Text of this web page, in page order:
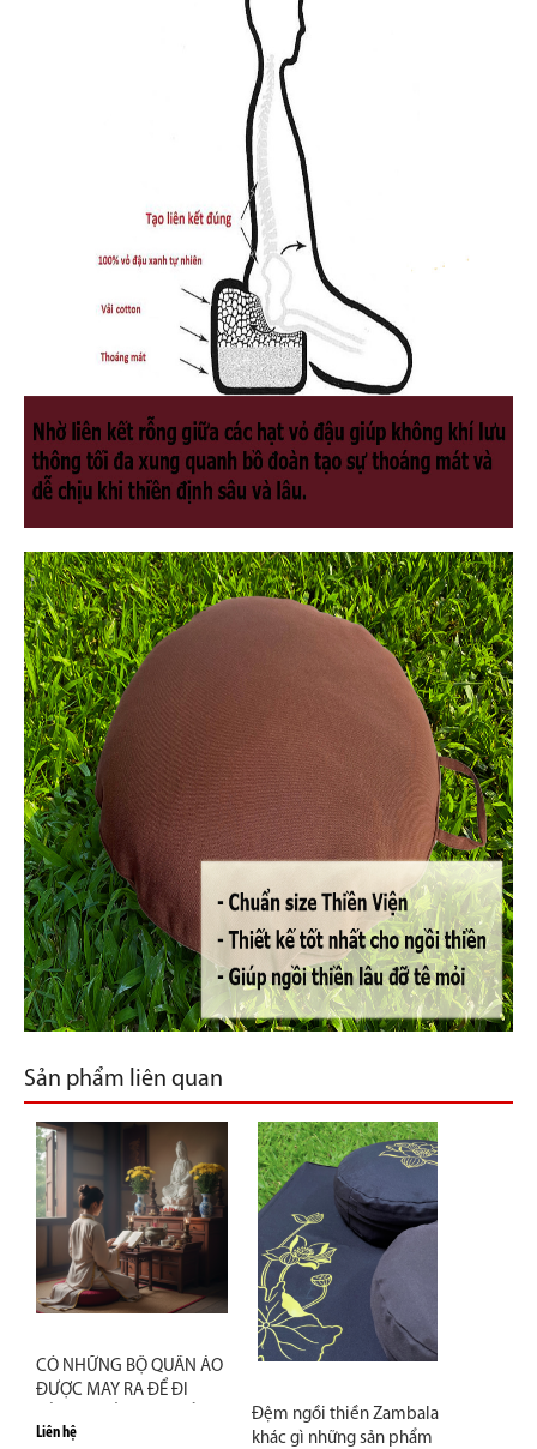
Sản phẩm liên quan
CÓ NHỮNG BỘ QUẦN ÁO
ĐƯỢC MAY RA ĐỂ ĐI
LÂU...
Liên hệ
Đệm ngồi thiền Zambala
khác gì những sản phẩm